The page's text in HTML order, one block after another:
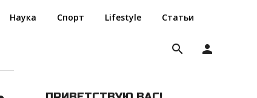
Наука Спорт Lifestyle Статьи
person
search